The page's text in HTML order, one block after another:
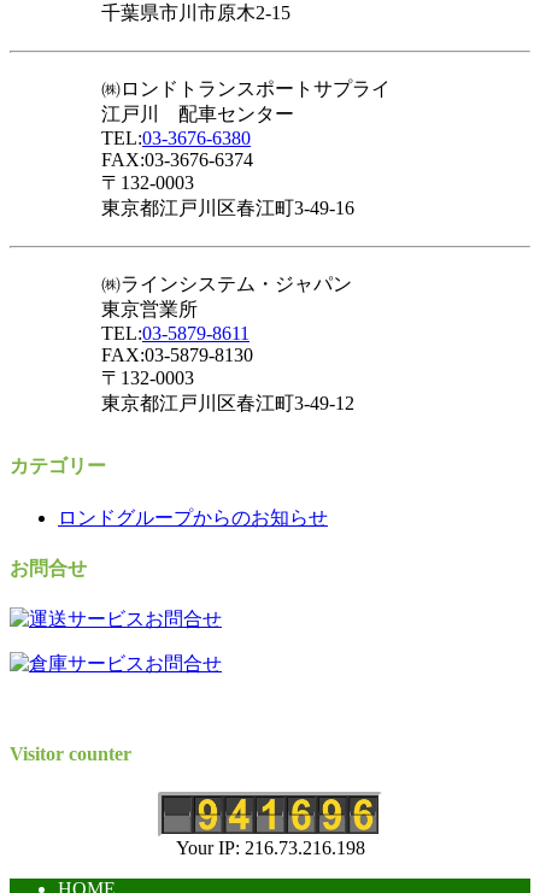
千葉県市川市原木2-15
㈱ロンドトランスポートサプライ
江戸川 配車センター
TEL:03-3676-6380
FAX:03-3676-6374
〒132-0003
東京都江戸川区春江町3-49-16
㈱ラインシステム・ジャパン
東京営業所
TEL:03-5879-8611
FAX:03-5879-8130
〒132-0003
東京都江戸川区春江町3-49-12
カテゴリー
ロンドグループからのお知らせ
お問合せ
Visitor counter
Your IP: 216.73.216.198
HOME